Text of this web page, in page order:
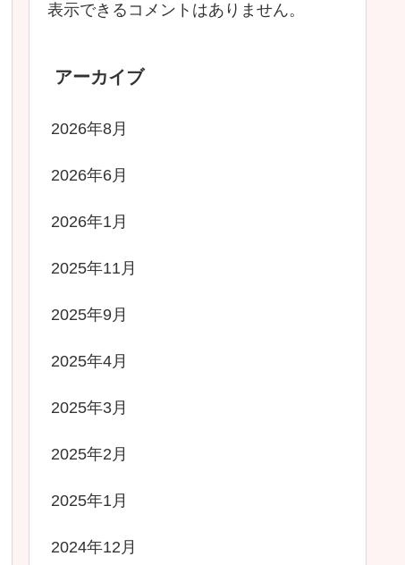
表示できるコメントはありません。
アーカイブ
2026年8月
2026年6月
2026年1月
2025年11月
2025年9月
2025年4月
2025年3月
2025年2月
2025年1月
2024年12月